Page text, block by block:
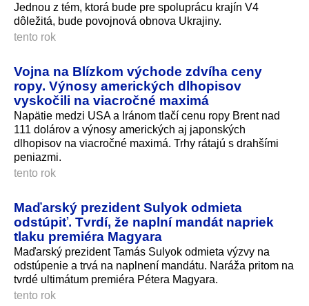
Jednou z tém, ktorá bude pre spoluprácu krajín V4
dôležitá, bude povojnová obnova Ukrajiny.
tento rok
Vojna na Blízkom východe zdvíha ceny
ropy. Výnosy amerických dlhopisov
vyskočili na viacročné maximá
Napätie medzi USA a Iránom tlačí cenu ropy Brent nad
111 dolárov a výnosy amerických aj japonských
dlhopisov na viacročné maximá. Trhy rátajú s drahšími
peniazmi.
tento rok
Maďarský prezident Sulyok odmieta
odstúpiť. Tvrdí, že naplní mandát napriek
tlaku premiéra Magyara
Maďarský prezident Tamás Sulyok odmieta výzvy na
odstúpenie a trvá na naplnení mandátu. Naráža pritom na
tvrdé ultimátum premiéra Pétera Magyara.
tento rok